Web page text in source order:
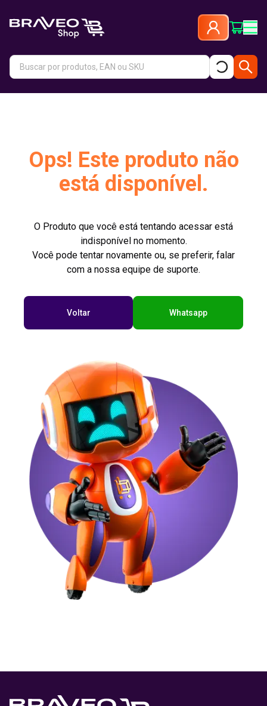
Ops! Este produto não
está disponível.
O Produto que você está tentando acessar está
indisponível no momento.
Você pode tentar novamente ou, se preferir, falar
com a nossa equipe de suporte.
Voltar Whatsapp